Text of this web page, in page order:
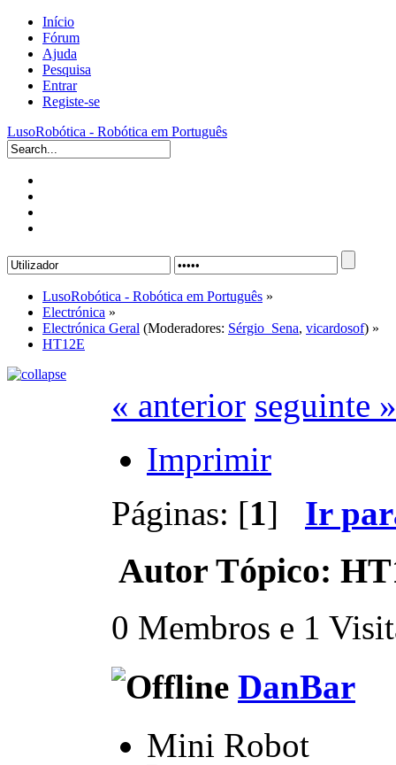
Início
Fórum
Ajuda
Pesquisa
Entrar
Registe-se
LusoRobótica - Robótica em Português
LusoRobótica - Robótica em Português »
Electrónica »
Electrónica Geral (Moderadores: Sérgio_Sena, vicardosof) »
HT12E
« anterior seguinte »
Imprimir
Páginas: [1] Ir
Autor Tópico:
0 Membros e 1
DanBar
Mini Robot